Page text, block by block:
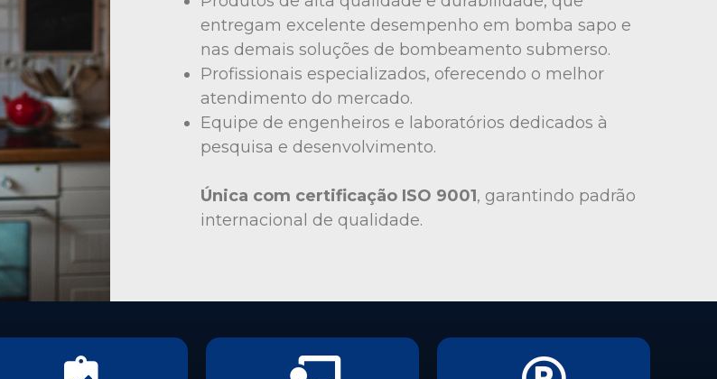
entregam excelente desempenho em bomba sapo e
nas demais soluções de bombeamento submerso.
Profissionais especializados, oferecendo o melhor
atendimento do mercado.
Equipe de engenheiros e laboratórios dedicados à
pesquisa e desenvolvimento.
Única com certificação ISO 9001, garantindo padrão
internacional de qualidade.